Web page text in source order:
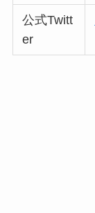
公式Twitt
er